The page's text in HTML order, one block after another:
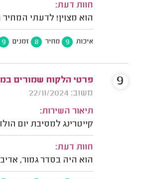
חוות דעת:
הוא מצוין! לדעתי המחיר
איכות 9 מחיר 8 זמנים 9
פרטי הלקוח שמורים
משוב: 22/11/2024
תיאור השירות:
קייטרינג למסיבת יום
חוות דעת:
הוא היה בסדר גמור,
9